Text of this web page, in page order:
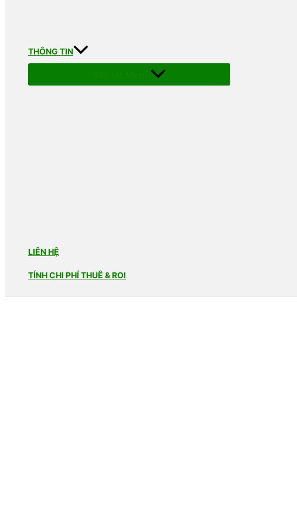
THÔNG TIN
LIÊN HỆ
TÍNH CHI PHÍ THUÊ & ROI